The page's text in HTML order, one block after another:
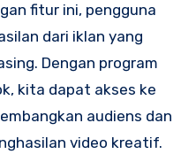
fitur ini, pengguna
dari iklan yang
Dengan program
kita dapat akses ke
audiens dan
video kreatif.